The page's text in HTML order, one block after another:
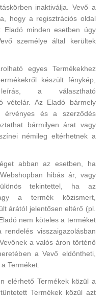
inaktiválja. Vevő a
hogy a regisztrációs oldal
Eladó minden esetben úgy
személye által kerültek
egyes Termékekhez
készült fénykép,
leírás, a választható
vételár. Az Eladó bármely
érvényes és a szerződés
bármilyen árat vagy
némileg eltérhetnek a
abban az esetben, ha
hibás ár, vagy
tekintettel, ha az
a termék közismert,
árától jelentősen eltérő (pl.
nem köteles a terméket
visszaigazolásban
a valós áron történő
a Vevő eldöntheti,
Terméket.
elérhető Termékek közül a
Termékek közül azt